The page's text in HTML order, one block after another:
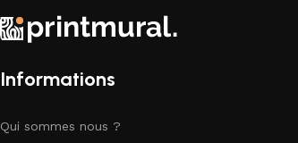
Informations
Qui sommes nous ?